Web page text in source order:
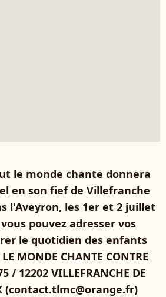
le monde chante donnera
en son fief de Villefranche
l'Aveyron, les 1er et 2 juillet
pouvez adresser vos
le quotidien des enfants
MONDE CHANTE CONTRE
/ 12202 VILLEFRANCHE DE
(contact.tlmc@orange.fr)